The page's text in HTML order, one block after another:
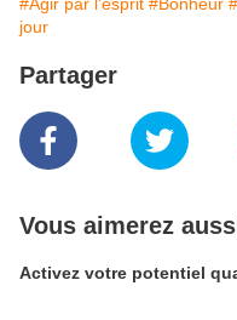
jour
Partager
Vous aimerez
Activez votre potentiel